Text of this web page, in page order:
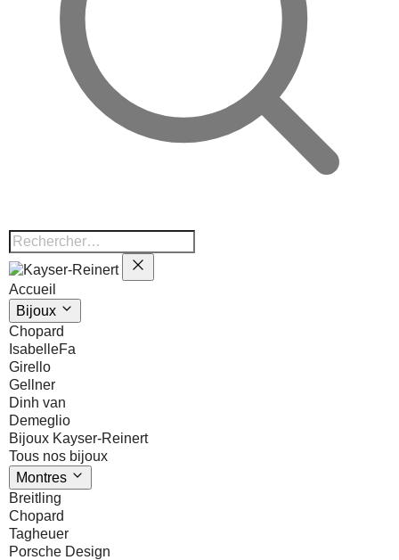
Accueil
Bijoux
Chopard
IsabelleFa
Girello
Gellner
Dinh van
Demeglio
Bijoux Kayser-Reinert
Tous nos bijoux
Montres
Breitling
Chopard
Tagheuer
Porsche Design